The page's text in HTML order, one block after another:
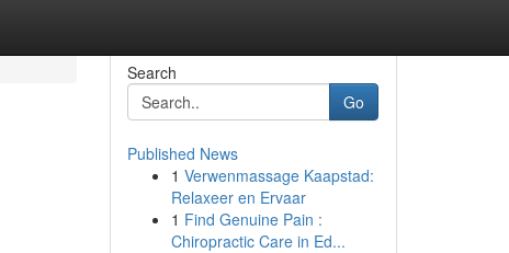
Search
Go
Published News
1 Verwenmassage Kaapstad:
Relaxeer en Ervaar
1 Find Genuine Pain :
Chiropractic Care in Ed...